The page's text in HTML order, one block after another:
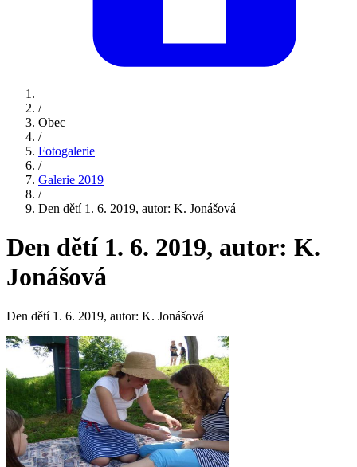
/
Obec
/
Fotogalerie
/
Galerie 2019
/
Den dětí 1. 6. 2019, autor: K. Jonášová
Den dětí 1. 6. 2019, autor: K.
Jonášová
Den dětí 1. 6. 2019, autor: K. Jonášová